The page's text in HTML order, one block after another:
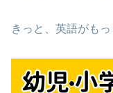
きっと、英語がも